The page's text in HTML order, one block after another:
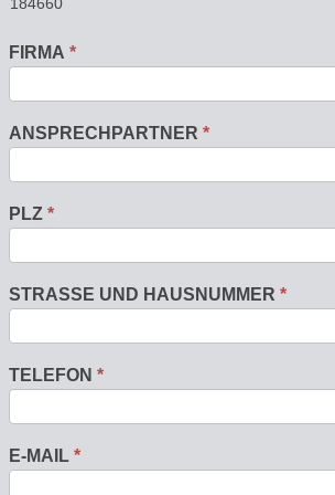
FIRMA *
ANSPRECHPARTNER *
PLZ *
STRASSE UND HAUSNUMMER *
TELEFON *
E-MAIL *